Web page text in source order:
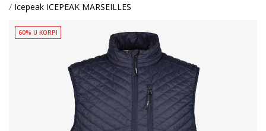
Icepeak ICEPEAK MARSEILLES
60% U KORPI